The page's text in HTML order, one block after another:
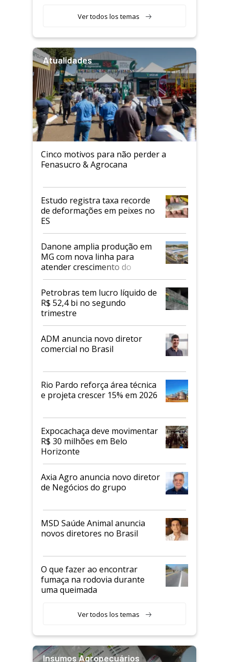
Ver todos los temas
Atualidades
Cinco motivos para não perder a
Fenasucro & Agrocana
Estudo registra taxa recorde
de deformações em peixes no
ES
Danone amplia produção em
MG com nova linha para
atender crescimento do
mercado de alimentos
proteicos
Petrobras tem lucro líquido de
R$ 52,4 bi no segundo
trimestre
ADM anuncia novo diretor
comercial no Brasil
Rio Pardo reforça área técnica
e projeta crescer 15% em 2026
Expocachaça deve movimentar
R$ 30 milhões em Belo
Horizonte
Axia Agro anuncia novo diretor
de Negócios do grupo
MSD Saúde Animal anuncia
novos diretores no Brasil
O que fazer ao encontrar
fumaça na rodovia durante
uma queimada
Ver todos los temas
Insumos Agropecuários